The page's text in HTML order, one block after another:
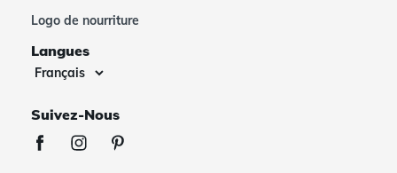
Logo de nourriture
Langues
Suivez-Nous